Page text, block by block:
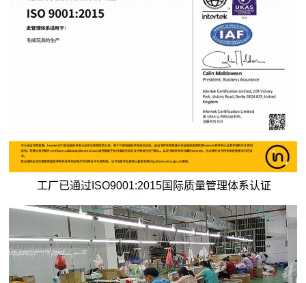
工厂已通过ISO9001:2015国际质量管理体系认证